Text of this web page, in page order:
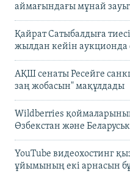
аймағындағы мұнай
Қайрат Сатыбалдыға
жылдан кейін аукционда
АҚШ сенаты Ресейге
заң жобасын" мақұлдады
Wildberries қоймаларының
Өзбекстан және
YouTube видеохостинг
ұйымының екі арнасын